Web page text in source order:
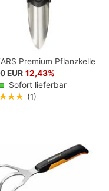
Premium Pflanzkelle
EUR 12,43%
Sofort lieferbar
(1)